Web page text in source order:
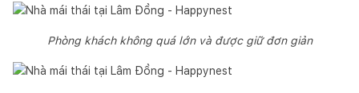
Phòng khách không quá lớn và được giữ đơn giản